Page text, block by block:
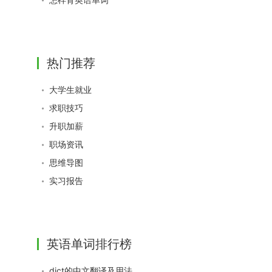
热门推荐
大学生就业
求职技巧
升职加薪
职场资讯
思维导图
实习报告
英语单词排行榜